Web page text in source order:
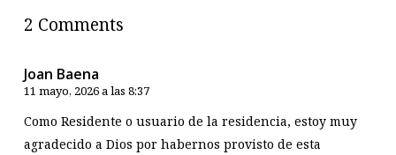
2 Comments
Joan Baena
11 mayo, 2026 a las 8:37
Como Residente o usuario de la residencia, estoy muy
agradecido a Dios por habernos provisto de esta